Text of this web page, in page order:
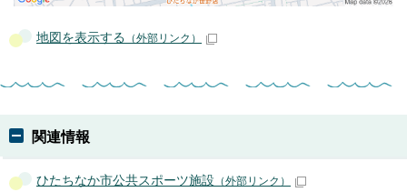
地図を表示する （外部リンク）
関連情報
ひたちなか市公共スポーツ施設 （外部リンク）